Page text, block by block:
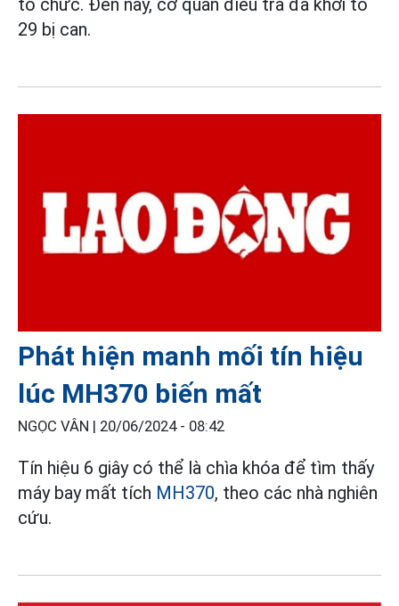
tổ chức. Đến nay, cơ quan điều tra đã khởi tố
29 bị can.
Phát hiện manh mối tín hiệu
lúc MH370 biến mất
NGỌC VÂN | 20/06/2024 - 08:42
Tín hiệu 6 giây có thể là chìa khóa để tìm thấy
máy bay mất tích MH370, theo các nhà nghiên
cứu.